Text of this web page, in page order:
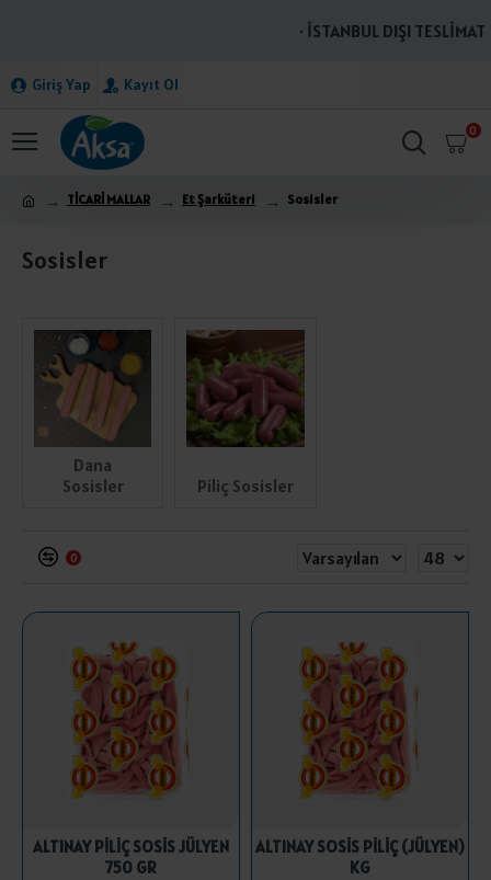
· İSTANBUL DIŞI
Giriş Yap Kayıt Ol
0
TİCARİ MALLAR Et Şarküteri Sosisler
Sosisler
Dana
Sosisler
Piliç Sosisler
0
ALTINAY PİLİÇ SOSİS JÜLYEN
750 GR
ALTINAY SOSİS PİLİÇ (JÜLYEN)
KG